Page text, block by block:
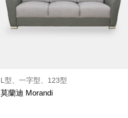
L型、一字型、123型
莫蘭迪 Morandi